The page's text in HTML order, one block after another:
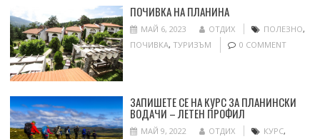
ПОЧИВКА НА ПЛАНИНА
МАЙ 6, 2023 ОТДИХ ПОЛЕЗНО,
ПОЧИВКА, ТУРИЗЪМ 0 COMMENT
ЗАПИШЕТЕ СЕ НА КУРС ЗА ПЛАНИНСКИ
ВОДАЧИ – ЛЕТЕН ПРОФИЛ
МАЙ 9, 2022 ОТДИХ КУРС,